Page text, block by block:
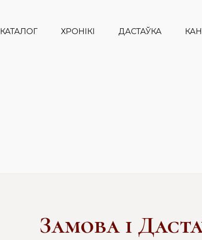
КАТАЛОГ ХРОНІКІ ДАСТАЎКА
Замова і